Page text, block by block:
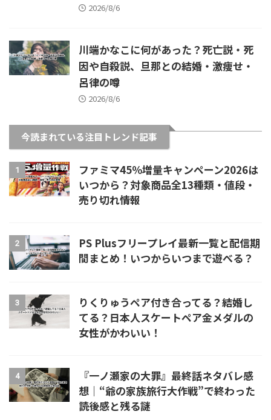
2026/8/6
川端かなこに何があった？死亡説・死
因や自殺説、旦那との結婚・激痩せ・
呂律の噂
2026/8/6
今読まれている注目トレンド記事
1
ファミマ45％増量キャンペーン2026は
いつから？対象商品全13種類・値段・
売り切れ情報
2
PS Plusフリープレイ最新一覧と配信期
間まとめ！いつからいつまで遊べる？
3
りくりゅうペア付き合ってる？結婚し
てる？日本人スケートペア金メダルの
女性がかわいい！
4
『一ノ瀬家の大罪』最終話ネタバレ感
想｜“爺の家族旅行大作戦”で終わった
読後感と残る謎